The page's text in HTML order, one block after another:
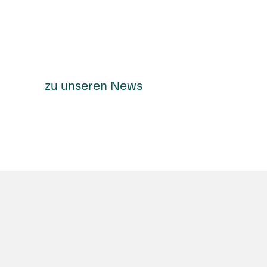
zu unseren News